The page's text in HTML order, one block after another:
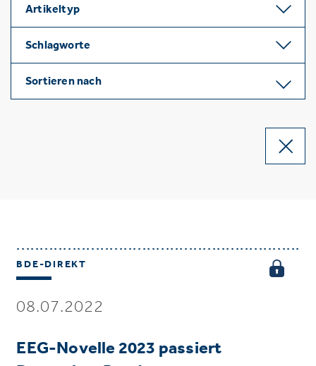
Artikeltyp
Schlagworte
Sortieren nach
BDE-DIREKT
08.07.2022
EEG-Novelle 2023 passiert